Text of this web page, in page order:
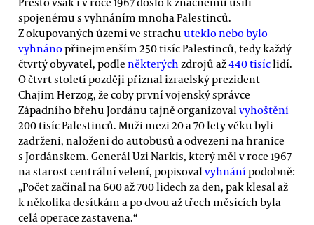
spojenému s vyhnáním mnoha Palestinců.
Z okupovaných území ve strachu uteklo nebo bylo
vyhnánopřinejmenším 250 tisíc Palestinců, tedy každý
čtvrtý obyvatel, podle některých zdrojů až440 tisíclidí.
O čtvrt století později přiznal izraelský prezident
Chajim Herzog, že coby první vojenský správce
Západního břehu Jordánu tajně organizoval vyhoštění
200 tisíc Palestinců. Muži mezi 20 a 70 lety věku byli
zadrženi, naloženi do autobusů a odvezeni na hranice
s Jordánskem. Generál Uzi Narkis, který měl v roce 1967
na starost centrální velení, popisoval vyhnání podobně:
„Počet začínal na 600 až 700 lidech za den, pak klesal až
k několika desítkám a po dvou až třech měsících byla
celá operace zastavena.“